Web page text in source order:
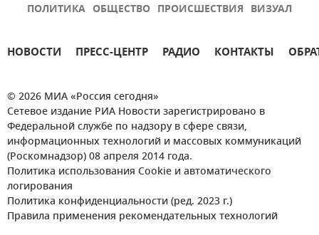
ПОЛИТИКА ОБЩЕСТВО ПРОИСШЕСТВИЯ ВИЗУАЛ
НОВОСТИ ПРЕСС-ЦЕНТР РАДИО КОНТАКТЫ
© 2026 МИА «Россия сегодня»
Сетевое издание РИА Новости зарегистрировано в
Федеральной службе по надзору в сфере связи,
информационных технологий и массовых коммуникаций
(Роскомнадзор) 08 апреля 2014 года.
Политика использования Cookie и автоматического
логирования
Политика конфиденциальности (ред. 2023 г.)
Правила применения рекомендательных технологий